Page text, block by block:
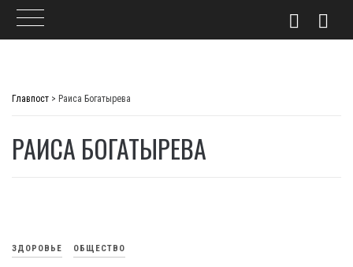
Главпост > Раиса Богатырева
РАИСА БОГАТЫРЕВА
ЗДОРОВЬЕ ОБЩЕСТВО